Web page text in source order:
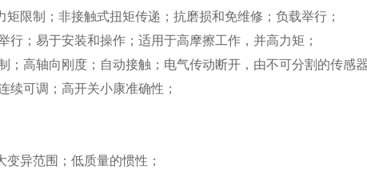
限制；非接触式扭矩传递；抗磨损和免维修；负载举行；
行；易于安装和操作；适用于高摩擦工作，并高力矩；
；高轴向刚度；自动接触；电气传动断开，由不可分割的传感器
续可调；高开关小康准确性；
变异范围；低质量的惯性；